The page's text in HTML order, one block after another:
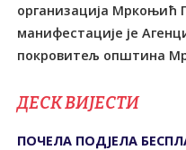
организација Мркоњић
манифестације је
покровитељ општина
ДЕСК ВИЈЕСТИ
ПОЧЕЛА ПОДЈЕЛА